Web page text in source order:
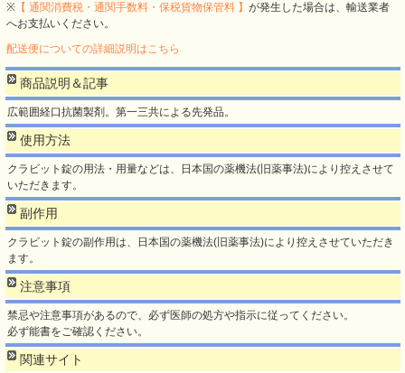
※ 【 通関消費税・通関手数料・保税貨物保管料 】 が発生した場合は、輸送業者
へお支払いください。
配送便についての詳細説明はこちら
商品説明＆記事
広範囲経口抗菌製剤。第一三共による先発品。
使用方法
クラビット錠の用法・用量などは、日本国の薬機法(旧薬事法)により控えさせて
いただきます。
副作用
クラビット錠の副作用は、日本国の薬機法(旧薬事法)により控えさせていただき
ます。
注意事項
禁忌や注意事項があるので、必ず医師の処方や指示に従ってください。
必ず能書をご確認ください。
関連サイト